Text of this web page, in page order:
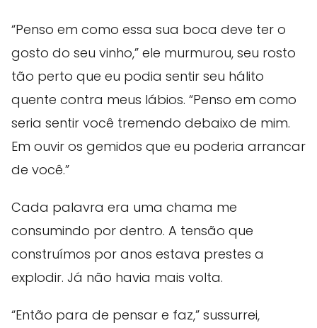
“Penso em como essa sua boca deve ter o
gosto do seu vinho,” ele murmurou, seu rosto
tão perto que eu podia sentir seu hálito
quente contra meus lábios. “Penso em como
seria sentir você tremendo debaixo de mim.
Em ouvir os gemidos que eu poderia arrancar
de você.”
Cada palavra era uma chama me
consumindo por dentro. A tensão que
construímos por anos estava prestes a
explodir. Já não havia mais volta.
“Então para de pensar e faz,” sussurrei,